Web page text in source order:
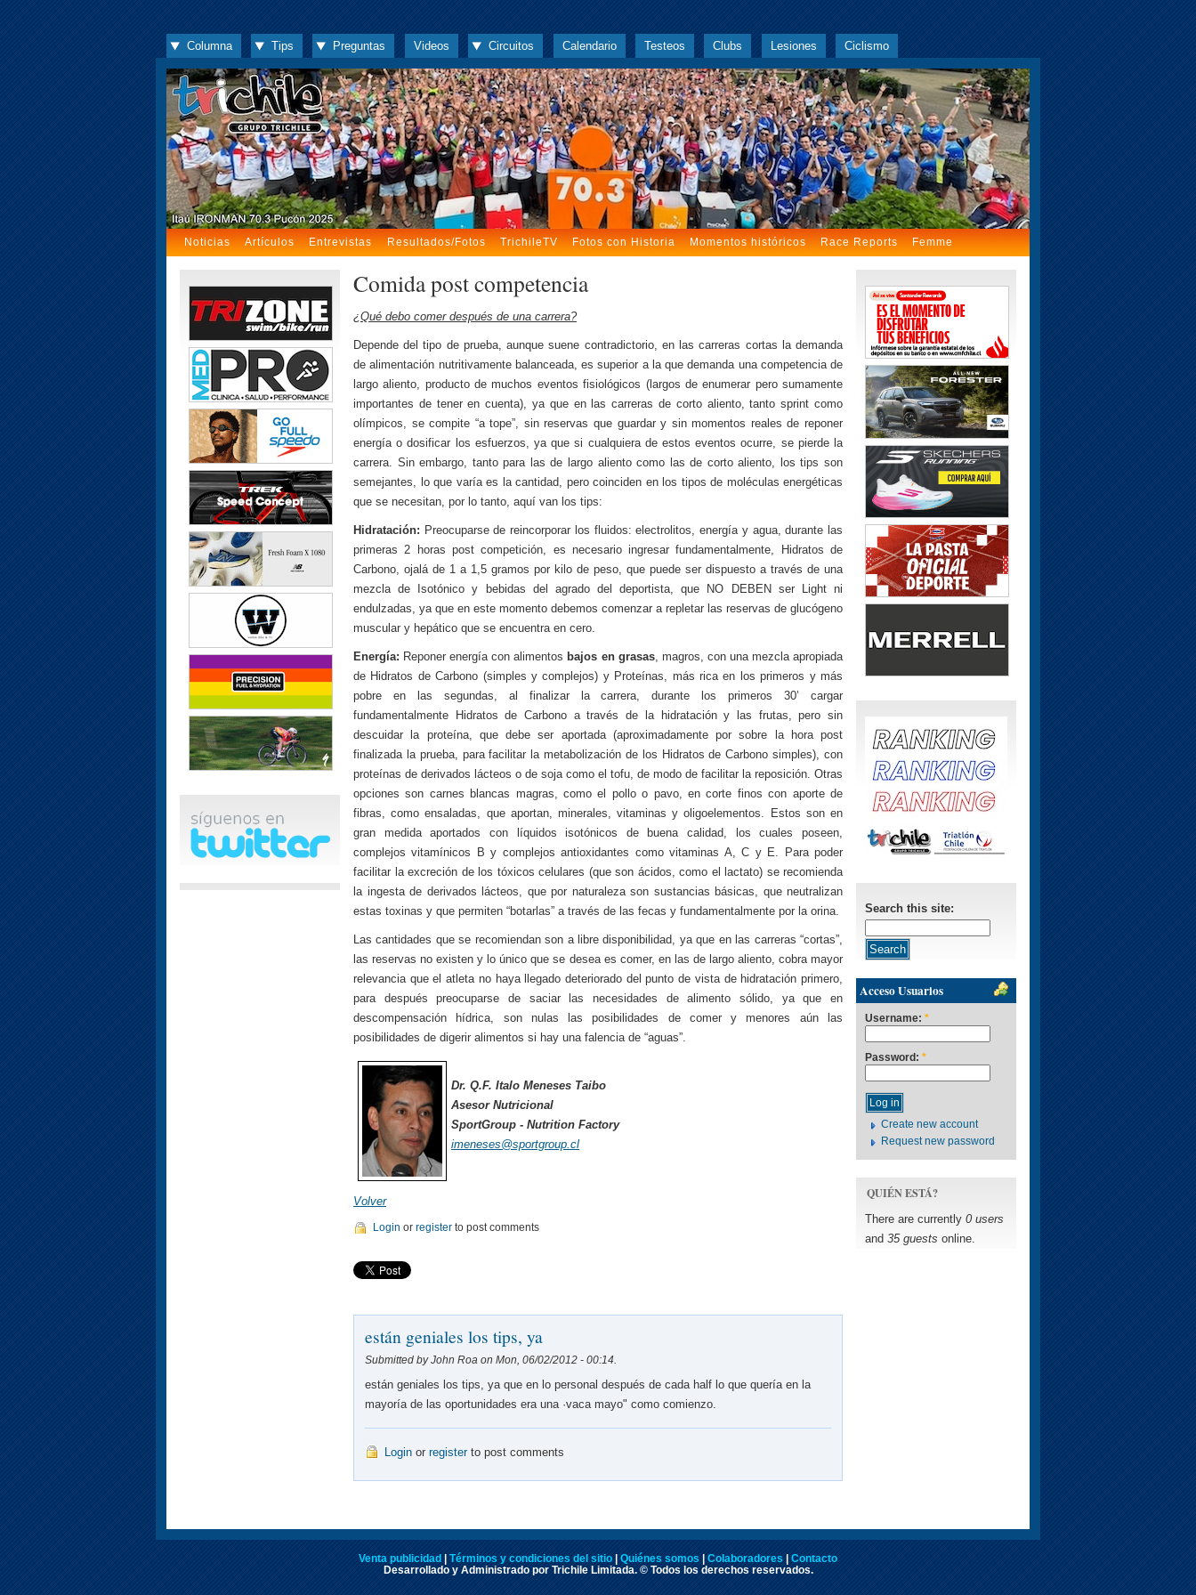
Columna Tips Preguntas Videos Circuitos Calendario Testeos Clubs Lesiones Ciclismo
Noticias Artículos Entrevistas Resultados/Fotos TrichileTV Fotos con Historia Momentos históricos Race Reports Femme
Comida post competencia
¿Qué debo comer después de una carrera?
Depende del tipo de prueba, aunque suene contradictorio, en las carreras cortas la demanda
de alimentación nutritivamente balanceada, es superior a la que demanda una competencia de
largo aliento, producto de muchos eventos fisiológicos (largos de enumerar pero sumamente
importantes de tener en cuenta), ya que en las carreras de corto aliento, tanto sprint como
olímpicos, se compite “a tope”, sin reservas que guardar y sin momentos reales de reponer
energía o dosificar los esfuerzos, ya que si cualquiera de estos eventos ocurre, se pierde la
carrera. Sin embargo, tanto para las de largo aliento como las de corto aliento, los tips son
semejantes, lo que varía es la cantidad, pero coinciden en los tipos de moléculas energéticas
que se necesitan, por lo tanto, aquí van los tips:
Hidratación: Preocuparse de reincorporar los fluidos: electrolitos, energía y agua, durante las
primeras 2 horas post competición, es necesario ingresar fundamentalmente, Hidratos de
Carbono, ojalá de 1 a 1,5 gramos por kilo de peso, que puede ser dispuesto a través de una
mezcla de Isotónico y bebidas del agrado del deportista, que NO DEBEN ser Light ni
endulzadas, ya que en este momento debemos comenzar a repletar las reservas de glucógeno
muscular y hepático que se encuentra en cero.
Energía: Reponer energía con alimentos bajos en grasas, magros, con una mezcla apropiada
de Hidratos de Carbono (simples y complejos) y Proteínas, más rica en los primeros y más
pobre en las segundas, al finalizar la carrera, durante los primeros 30’ cargar
fundamentalmente Hidratos de Carbono a través de la hidratación y las frutas, pero sin
descuidar la proteína, que debe ser aportada (aproximadamente por sobre la hora post
finalizada la prueba, para facilitar la metabolización de los Hidratos de Carbono simples), con
proteínas de derivados lácteos o de soja como el tofu, de modo de facilitar la reposición. Otras
opciones son carnes blancas magras, como el pollo o pavo, en corte finos con aporte de
fibras, como ensaladas, que aportan, minerales, vitaminas y oligoelementos. Estos son en
gran medida aportados con líquidos isotónicos de buena calidad, los cuales poseen,
complejos vitamínicos B y complejos antioxidantes como vitaminas A, C y E. Para poder
facilitar la excreción de los tóxicos celulares (que son ácidos, como el lactato) se recomienda
la ingesta de derivados lácteos, que por naturaleza son sustancias básicas, que neutralizan
estas toxinas y que permiten “botarlas” a través de las fecas y fundamentalmente por la orina.
Las cantidades que se recomiendan son a libre disponibilidad, ya que en las carreras “cortas”,
las reservas no existen y lo único que se desea es comer, en las de largo aliento, cobra mayor
relevancia que el atleta no haya llegado deteriorado del punto de vista de hidratación primero,
para después preocuparse de saciar las necesidades de alimento sólido, ya que en
descompensación hídrica, son nulas las posibilidades de comer y menores aún las
posibilidades de digerir alimentos si hay una falencia de “aguas”.
Dr. Q.F. Italo Meneses Taibo
Asesor Nutricional
SportGroup - Nutrition Factory
imeneses@sportgroup.cl
Volver
Login or register to post comments
están geniales los tips, ya
Submitted by John Roa on Mon, 06/02/2012 - 00:14.
están geniales los tips, ya que en lo personal después de cada half lo que quería en la
mayoría de las oportunidades era una ·vaca mayo" como comienzo.
Login orregisterto post comments
Search this site:
Acceso Usuarios
Username: *
Password: *
Create new account
Request new password
QUIÉN ESTÁ?
There are currently 0 users
and 35 guests online.
Venta publicidad Términos y condiciones del sitio Quiénes somos Colaboradores
Contacto
Desarrollado y Administrado por Trichile Limitada. © Todos los derechos reservados.